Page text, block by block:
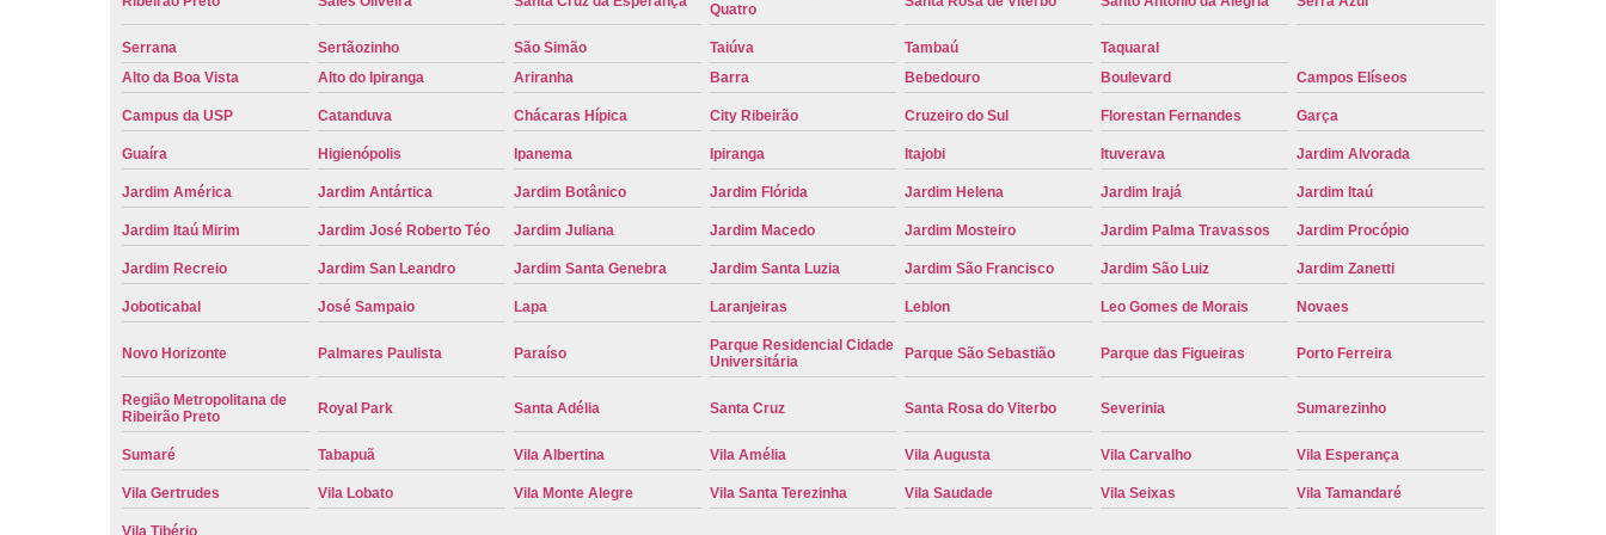
Placa de Carro Cinza
Placa de Carro Oficial
Placa de um Carro
Placa de um Carro Cravinhos
Placa de um Carro Ribeirão Preto
Placa Nova Carro
Placa Preta de Carro
Placa Verde no Carro
Placa Vermelha de Carro
Placa de Identificação Veicular
Placa Veicular
Placa Veicular Amarela
Placa Veicular Azul
Placa Veicular Cinza
Placa Veicular Cravinhos
Placa Veicular Mercosul
Placa Veicular Nova
Placa Veicular Preta
Placa Veicular Ribeirão Preto
Placa Veicular Verde
Placa Veicular Vermelha
Reforma de Placa Automotiva
Reforma de Placa Automotiva Cravinhos
Reforma de Placa Automotiva Ribeirão Preto
Reforma de Placa Carro
Reforma Placa Veicular
Reformar Placa de Veículo
Serviço de Reforma de Placa Automotiva
Serviço de Reforma de Placa Veicular
Serviço de Reforma Placa Veicular
Troca de Placa
Troca de Placa Carro
Quatro
Serrana Sertãozinho São Simão Taiúva Tambaú
Taquaral
Alto da Boa Vista
Alto do Ipiranga Ariranha Barra Bebedouro Boulevard Campos Elíseos
Campus da USP Catanduva Chácaras Hípica City Ribeirão Cruzeiro do Sul Florestan Fernandes Garça
Guaíra Higienópolis Ipanema Ipiranga Itajobi Ituverava Jardim Alvorada
Jardim América Jardim Antártica Jardim Botânico Jardim Flórida Jardim Helena Jardim Irajá Jardim Itaú
Jardim Itaú Mirim Jardim José Roberto Téo Jardim Juliana Jardim Macedo Jardim Mosteiro Jardim Palma Travassos Jardim Procópio
Jardim Recreio Jardim San Leandro Jardim Santa Genebra Jardim Santa Luzia Jardim São Francisco Jardim São Luiz Jardim Zanetti
Joboticabal José Sampaio Lapa Laranjeiras Leblon Leo Gomes de Morais Novaes
Novo Horizonte Palmares Paulista Paraíso
Parque Residencial Cidade
Universitária
Parque São Sebastião Parque das Figueiras Porto Ferreira
Região Metropolitana de
Ribeirão Preto
Royal Park Santa Adélia Santa Cruz Santa Rosa do Viterbo Severinia Sumarezinho
Sumaré Tabapuã Vila Albertina Vila Amélia Vila Augusta Vila Carvalho Vila Esperança
Vila Gertrudes Vila Lobato Vila Monte Alegre Vila Santa Terezinha Vila Saudade Vila Seixas Vila Tamandaré
Vila Tibério